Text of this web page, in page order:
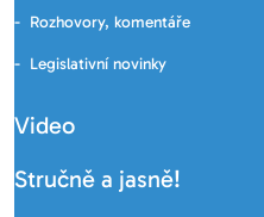
Rozhovory, komentáře
Legislativní novinky
Video
Stručně a jasně!